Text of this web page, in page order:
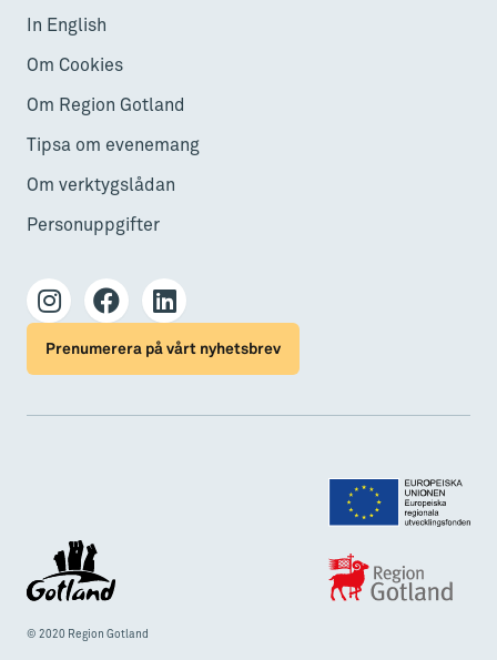
In English
Om Cookies
Om Region Gotland
Tipsa om evenemang
Om verktygslådan
Personuppgifter
Prenumerera på vårt nyhetsbrev
© 2020 Region Gotland